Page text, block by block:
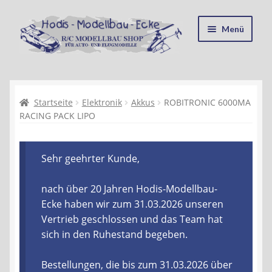
Zur
Navigation
springen
Zum
Inhalt
springen
Menü
Kasse
Recycling, Entsorgung und Umwelt
Shop
Warenkorb
Ablauf einer Bestellung
Startseite Elektronik Akkus
ROBITRONIC 6000MA
RACING PACK LIPO
Sehr geehrter Kunde,
nach über 20 Jahren Hodis-Modellbau-
Ecke haben wir zum 31.03.2026 unseren
Vertrieb geschlossen und das Team hat
sich in den Ruhestand begeben.
Bestellungen, die bis zum 31.03.2026 über